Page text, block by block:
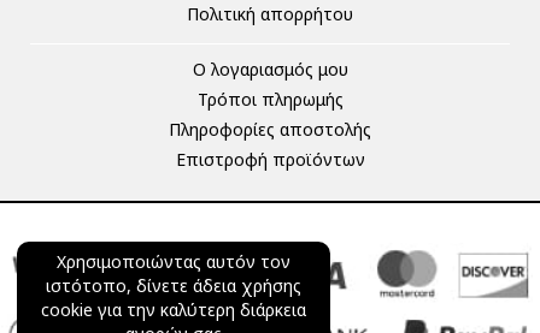
Χρησιμοποιώντας αυτόν τον
ιστότοπο, δίνετε άδεια χρήσης
cookie για την καλύτερη διάρκεια
Πολιτική απορρήτου
Ο λογαριασμός μου
Τρόποι πληρωμής
Πληροφορίες αποστολής
Επιστροφή προϊόντων